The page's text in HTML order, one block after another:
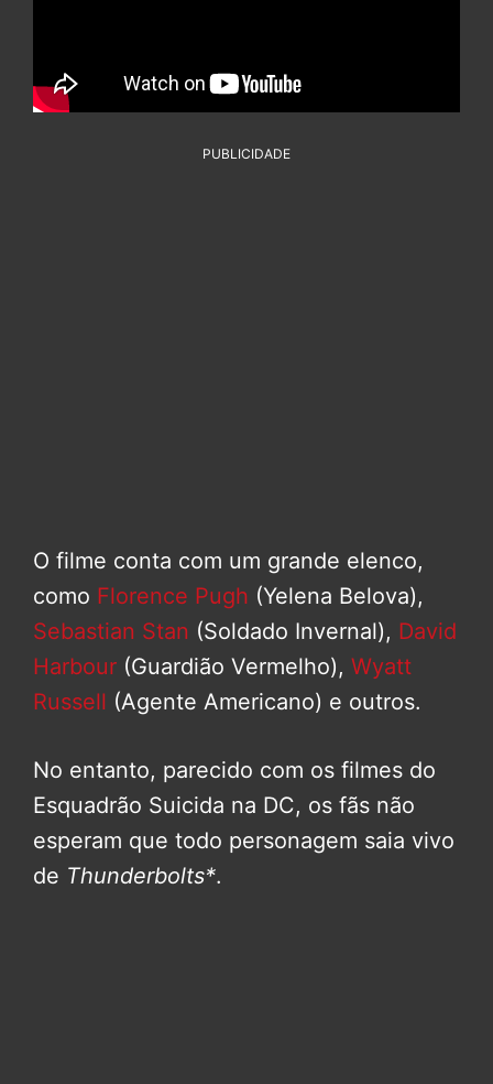
PUBLICIDADE
O filme conta com um grande elenco,
como Florence Pugh (Yelena Belova),
Sebastian Stan (Soldado Invernal), David
Harbour (Guardião Vermelho), Wyatt
Russell (Agente Americano) e outros.
No entanto, parecido com os filmes do
Esquadrão Suicida na DC, os fãs não
esperam que todo personagem saia vivo
de Thunderbolts*.